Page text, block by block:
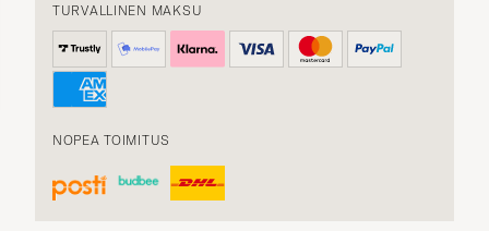
TURVALLINEN MAKSU
NOPEA TOIMITUS